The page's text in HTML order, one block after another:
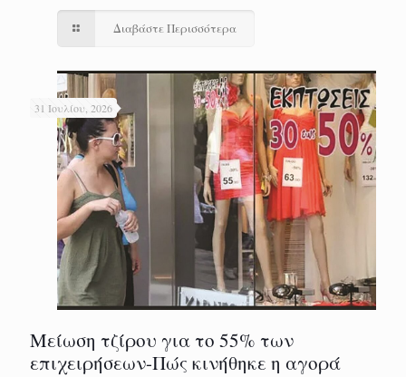
Διαβάστε Περισσότερα
31 Ιουλίου, 2026
Μείωση τζίρου για το 55% των
επιχειρήσεων-Πώς κινήθηκε η αγορά